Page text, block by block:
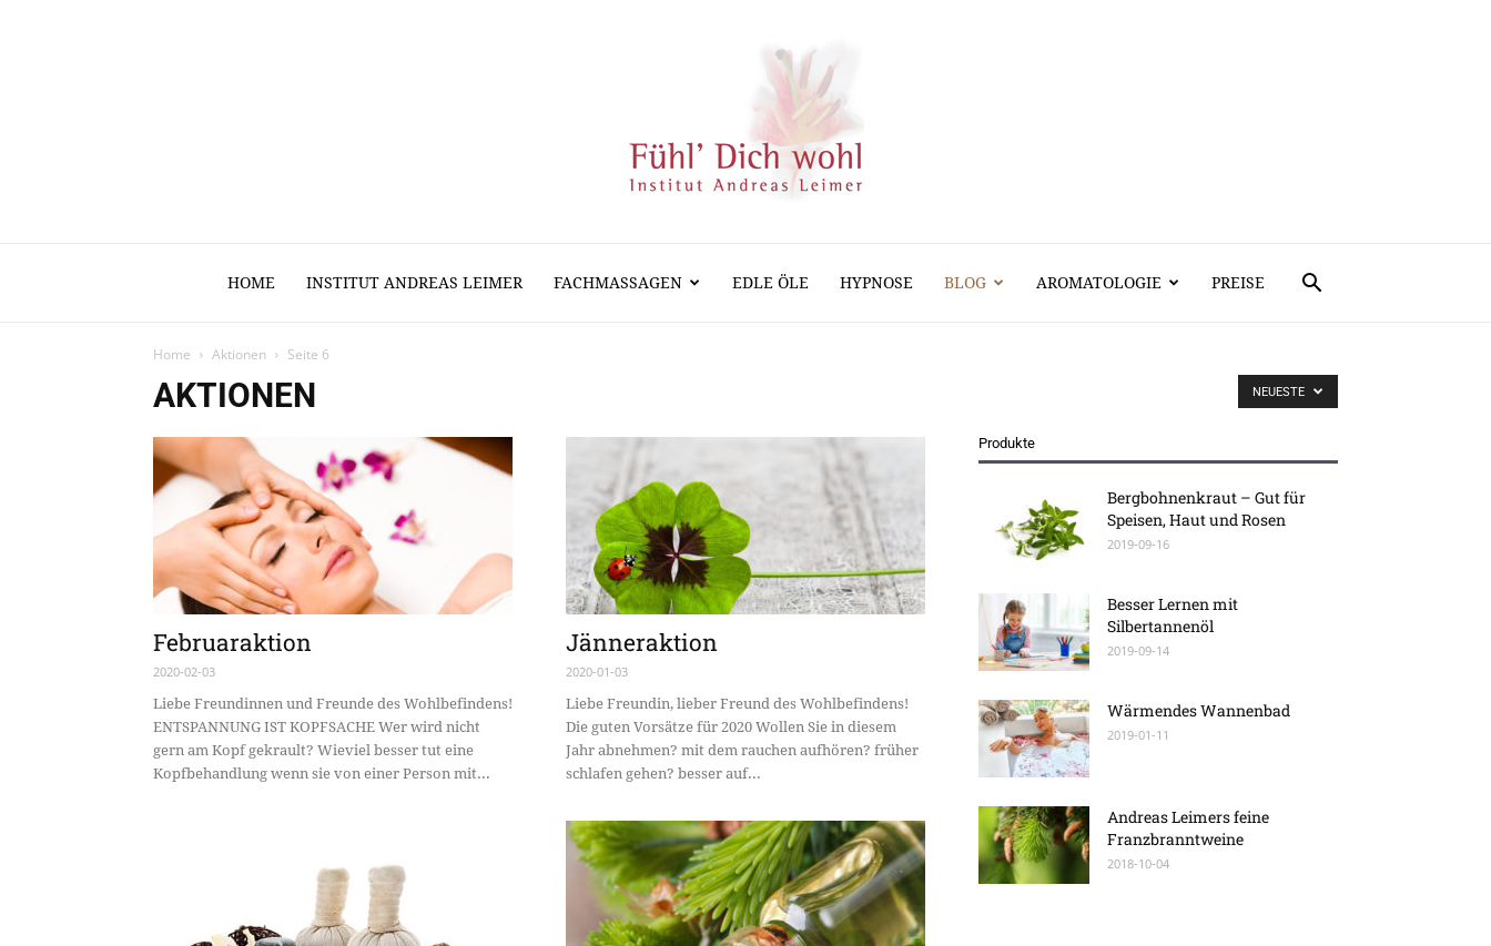
Massage
Wien
HOME INSTITUT ANDREAS LEIMER FACHMASSAGEN EDLE ÖLE HYPNOSE BLOG AROMATOLOGIE PREISE
Home Aktionen Seite 6
AKTIONEN NEUESTE
Februaraktion
2020-02-03
Liebe Freundinnen und Freunde des Wohlbefindens!
ENTSPANNUNG IST KOPFSACHE Wer wird nicht
gern am Kopf gekrault? Wieviel besser tut eine
Kopfbehandlung wenn sie von einer Person mit...
Jänneraktion
2020-01-03
Liebe Freundin, lieber Freund des Wohlbefindens!
Die guten Vorsätze für 2020 Wollen Sie in diesem
Jahr abnehmen? mit dem rauchen aufhören? früher
schlafen gehen? besser auf...
Produkte
Bergbohnenkraut – Gut für
Speisen, Haut und Rosen
2019-09-16
Besser Lernen mit
Silbertannenöl
2019-09-14
Wärmendes Wannenbad
2019-01-11
Andreas Leimers feine
Franzbranntweine
2018-10-04